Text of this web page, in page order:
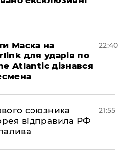
Маска на
для ударів по
Atlantic дізнався
22:40
союзника
відправила РФ
21:55